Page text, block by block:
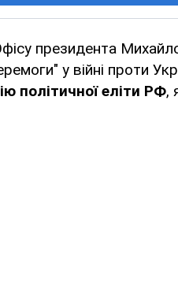
президента
у війні проти
політичної еліти РФ,